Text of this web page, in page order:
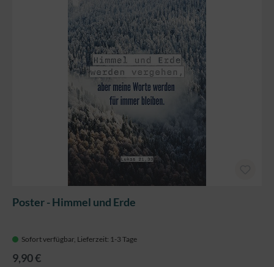
Poster - Himmel und Erde
Sofort verfügbar, Lieferzeit: 1-3 Tage
9,90 €